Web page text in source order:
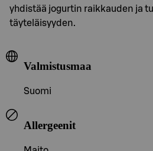
yhdistää jogurtin raikkauden ja
täyteläisyyden.
Valmistusmaa
Suomi
Allergeenit